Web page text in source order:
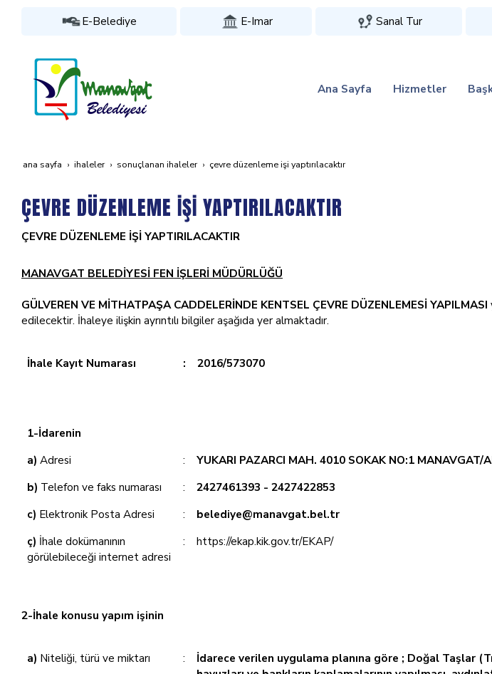
E-Belediye E-Imar Sanal Tur
Ana Sayfa Hizmetler
ana sayfa i̇haleler sonuçlanan i̇haleler çevre düzenleme i̇şi̇ yaptirilacaktir
ÇEVRE DÜZENLEME İŞİ YAPTIRILACAKTIR
ÇEVRE DÜZENLEME İŞİ YAPTIRILACAKTIR
MANAVGAT BELEDİYESİ FEN İŞLERİ MÜDÜRLÜĞÜ
GÜLVEREN VE MİTHATPAŞA CADDELERİNDE KENTSEL ÇEVRE DÜZENLEMESİ YAPILMASI
edilecektir. İhaleye ilişkin ayrıntılı bilgiler aşağıda yer almaktadır.
İhale Kayıt Numarası : 2016/573070
1-İdarenin
a) Adresi :
YUKARI PAZARCI MAH. 4010 SOKAK NO:1 MANAVGAT/
b) Telefon ve faks numarası :
2427461393 - 2427422853
c) Elektronik Posta Adresi :
belediye@manavgat.bel.tr
ç) İhale dokümanının
görülebileceği internet adresi
: https://ekap.kik.gov.tr/EKAP/
2-İhale konusu yapım işinin
a) Niteliği, türü ve miktarı :
İdarece verilen uygulama planına göre ; Doğal Taşlar